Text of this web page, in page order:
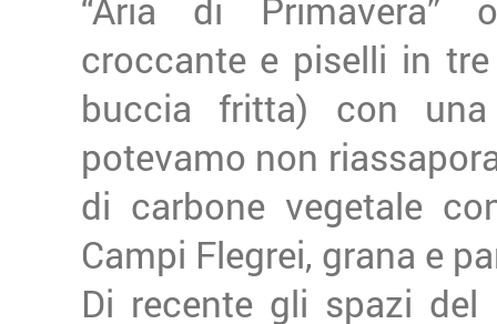
“Aria di Primavera”
croccante e piselli in
buccia fritta) con
potevamo non
di carbone vegetale
Campi Flegrei, grana e
Di recente gli spazi